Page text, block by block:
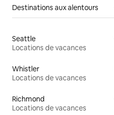
Destinations aux alentours
Seattle
Locations de vacances
Whistler
Locations de vacances
Richmond
Locations de vacances